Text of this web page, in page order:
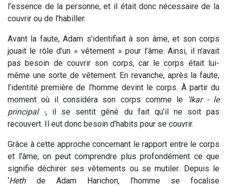
l’essence de la personne, et il était donc nécessaire de la
couvrir ou de l’habiller.
Avant la faute, Adam s’identifiait à son âme, et son corps
jouait le rôle d’un « vêtement » pour l’âme. Ainsi, il n’avait
pas besoin de couvrir son corps, car le corps était lui-
même une sorte de vêtement. En revanche, après la faute,
l’identité première de l’homme devint le corps. À partir du
moment où il considéra son corps comme le
'Ikar - le
principal -, il se sentit gêné du fait qu’il ne soit pas
recouvert. Il eut donc besoin d’habits pour se couvrir.
Grâce à cette approche concernant le rapport entre le corps
et l’âme, on peut comprendre plus profondément ce que
signifie déchirer ses vêtements ou se mutiler. Depuis le
‘Hethde Adam Harichon, l’homme se focalise